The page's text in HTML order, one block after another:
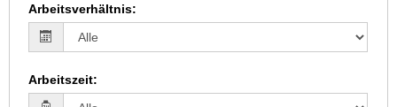
Arbeitsverhältnis:
Arbeitszeit: